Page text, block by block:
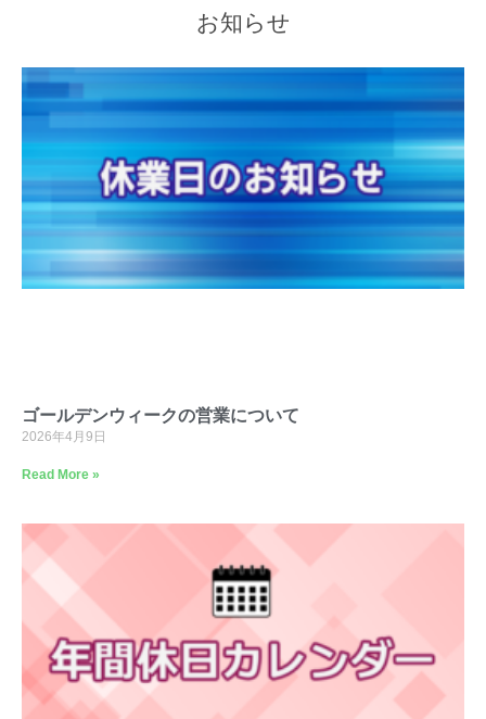
お知らせ
ゴールデンウィークの営業について
2026年4月9日
Read More »